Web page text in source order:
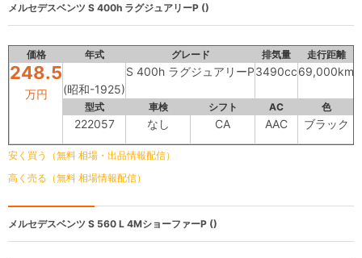
メルセデスベンツ S 400h ラグジュアリーP ()
価格 年式 グレード 排気量 走行距離
248.5
万円 (昭和-1925)
S 400h ラグジュアリーP3490cc69,000km
型式 車検 シフト AC 色
222057 なし CA AAC ブラック
安く買う（無料 相場・出品情報配信）
高く売る（無料 相場情報配信）
メルセデスベンツ S 560 L 4MショーファーP ()